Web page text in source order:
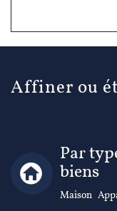
Affiner ou
Par
biens
Maison